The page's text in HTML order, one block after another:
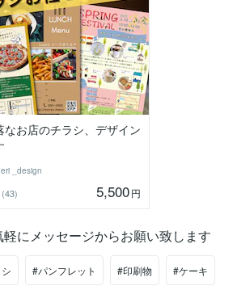
なお店のチラシ、デザイン
_design
(43) 5,500円
にメッセージからお願い致します
#パンフレット #印刷物 #ケーキ